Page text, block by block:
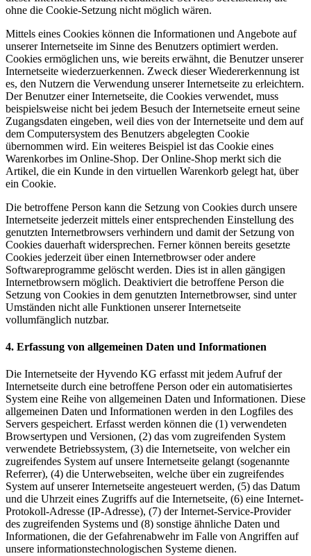
ohne die Cookie-Setzung nicht möglich wären.
Mittels eines Cookies können die Informationen und Angebote auf
unserer Internetseite im Sinne des Benutzers optimiert werden.
Cookies ermöglichen uns, wie bereits erwähnt, die Benutzer unserer
Internetseite wiederzuerkennen. Zweck dieser Wiedererkennung ist
es, den Nutzern die Verwendung unserer Internetseite zu erleichtern.
Der Benutzer einer Internetseite, die Cookies verwendet, muss
beispielsweise nicht bei jedem Besuch der Internetseite erneut seine
Zugangsdaten eingeben, weil dies von der Internetseite und dem auf
dem Computersystem des Benutzers abgelegten Cookie
übernommen wird. Ein weiteres Beispiel ist das Cookie eines
Warenkorbes im Online-Shop. Der Online-Shop merkt sich die
Artikel, die ein Kunde in den virtuellen Warenkorb gelegt hat, über
ein Cookie.
Die betroffene Person kann die Setzung von Cookies durch unsere
Internetseite jederzeit mittels einer entsprechenden Einstellung des
genutzten Internetbrowsers verhindern und damit der Setzung von
Cookies dauerhaft widersprechen. Ferner können bereits gesetzte
Cookies jederzeit über einen Internetbrowser oder andere
Softwareprogramme gelöscht werden. Dies ist in allen gängigen
Internetbrowsern möglich. Deaktiviert die betroffene Person die
Setzung von Cookies in dem genutzten Internetbrowser, sind unter
Umständen nicht alle Funktionen unserer Internetseite
vollumfänglich nutzbar.
4. Erfassung von allgemeinen Daten und Informationen
Die Internetseite der Hyvendo KG erfasst mit jedem Aufruf der
Internetseite durch eine betroffene Person oder ein automatisiertes
System eine Reihe von allgemeinen Daten und Informationen. Diese
allgemeinen Daten und Informationen werden in den Logfiles des
Servers gespeichert. Erfasst werden können die (1) verwendeten
Browsertypen und Versionen, (2) das vom zugreifenden System
verwendete Betriebssystem, (3) die Internetseite, von welcher ein
zugreifendes System auf unsere Internetseite gelangt (sogenannte
Referrer), (4) die Unterwebseiten, welche über ein zugreifendes
System auf unserer Internetseite angesteuert werden, (5) das Datum
und die Uhrzeit eines Zugriffs auf die Internetseite, (6) eine Internet-
Protokoll-Adresse (IP-Adresse), (7) der Internet-Service-Provider
des zugreifenden Systems und (8) sonstige ähnliche Daten und
Informationen, die der Gefahrenabwehr im Falle von Angriffen auf
unsere informationstechnologischen Systeme dienen.